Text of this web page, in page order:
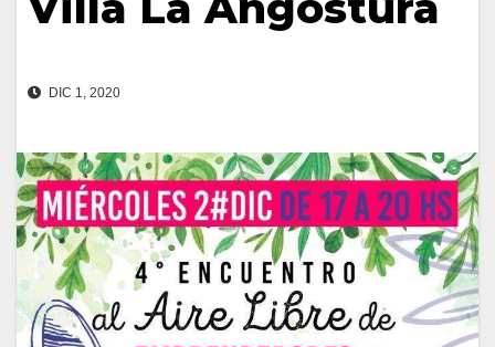
DIC 1, 2020